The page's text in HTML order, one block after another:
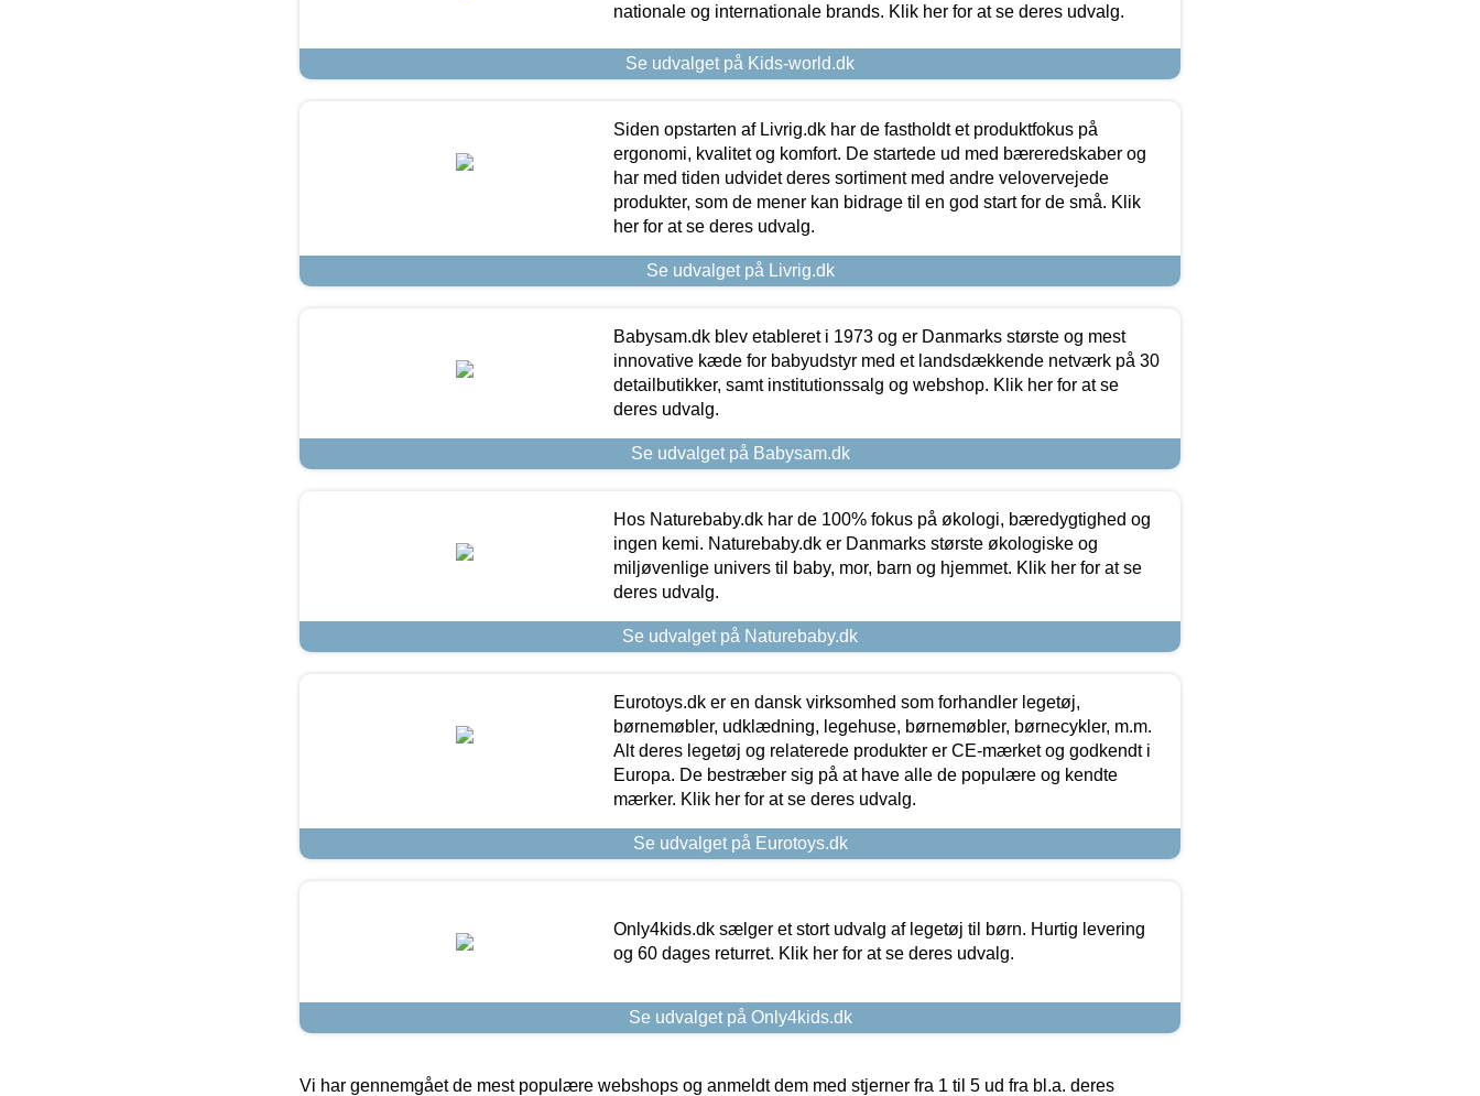
nationale og internationale brands. Klik her for at se deres udvalg.
Se udvalget på Kids-world.dk
Siden opstarten af Livrig.dk har de fastholdt et produktfokus på
ergonomi, kvalitet og komfort. De startede ud med bæreredskaber og
har med tiden udvidet deres sortiment med andre velovervejede
produkter, som de mener kan bidrage til en god start for de små. Klik
her for at se deres udvalg.
Se udvalget på Livrig.dk
Babysam.dk blev etableret i 1973 og er Danmarks største og mest
innovative kæde for babyudstyr med et landsdækkende netværk på 30
detailbutikker, samt institutionssalg og webshop. Klik her for at se
deres udvalg.
Se udvalget på Babysam.dk
Hos Naturebaby.dk har de 100% fokus på økologi, bæredygtighed og
ingen kemi. Naturebaby.dk er Danmarks største økologiske og
miljøvenlige univers til baby, mor, barn og hjemmet. Klik her for at se
deres udvalg.
Se udvalget på Naturebaby.dk
Eurotoys.dk er en dansk virksomhed som forhandler legetøj,
børnemøbler, udklædning, legehuse, børnemøbler, børnecykler, m.m.
Alt deres legetøj og relaterede produkter er CE-mærket og godkendt i
Europa. De bestræber sig på at have alle de populære og kendte
mærker. Klik her for at se deres udvalg.
Se udvalget på Eurotoys.dk
Only4kids.dk sælger et stort udvalg af legetøj til børn. Hurtig levering
og 60 dages returret. Klik her for at se deres udvalg.
Se udvalget på Only4kids.dk
Vi har gennemgået de mest populære webshops og anmeldt dem med stjerner fra 1 til 5 ud fra bl.a. deres